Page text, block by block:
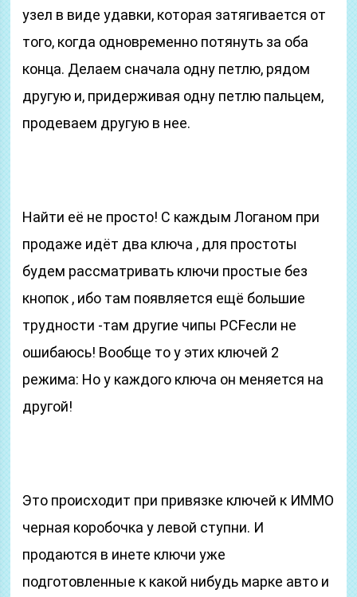
узел в виде удавки, которая затягивается от
того, когда одновременно потянуть за оба
конца. Делаем сначала одну петлю, рядом
другую и, придерживая одну петлю пальцем,
продеваем другую в нее.
Найти её не просто! С каждым Логаном при
продаже идёт два ключа , для простоты
будем рассматривать ключи простые без
кнопок , ибо там появляется ещё большие
трудности -там другие чипы PCFесли не
ошибаюсь! Вообще то у этих ключей 2
режима: Но у каждого ключа он меняется на
другой!
Это происходит при привязке ключей к ИММО
черная коробочка у левой ступни. И
продаются в инете ключи уже
подготовленные к какой нибудь марке авто и